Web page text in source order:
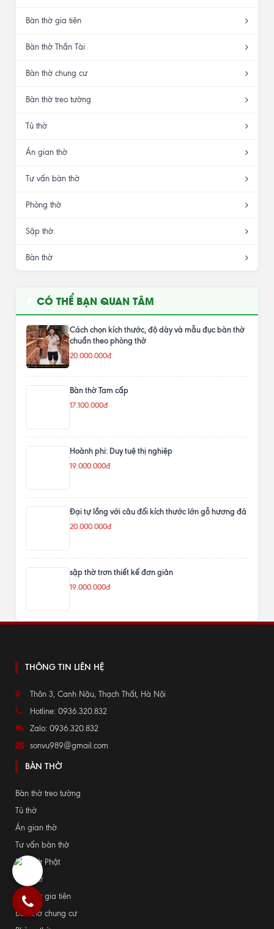
Bàn thờ gia tiên
Bàn thờ Thần Tài
Bàn thờ chung cư
Bàn thờ treo tường
Tủ thờ
Án gian thờ
Tư vấn bàn thờ
Phòng thờ
Sập thờ
Bàn thờ
CÓ THỂ BẠN QUAN TÂM
Cách chọn kích thước, độ dày và mẫu đục bàn thờ
chuẩn theo phòng thờ
20.000.000đ
Bàn thờ Tam cấp
17.100.000đ
Hoành phi: Duy tuệ thị nghiệp
19.000.000đ
Đại tự lồng với câu đối kích thước lớn gỗ hương đá
20.000.000đ
sập thờ trơn thiết kế đơn giản
19.000.000đ
THÔNG TIN LIÊN HỆ
Thôn 3, Canh Nậu, Thạch Thất, Hà Nội
Hotline: 0936.320.832
Zalo: 0936.320.832
sonvu989@gmail.com
BÀN THỜ
Bàn thờ treo tường
Tủ thờ
Án gian thờ
Tư vấn bàn thờ
Bàn thờ Phật
Sập thờ
Bàn thờ gia tiên
Bàn thờ chung cư